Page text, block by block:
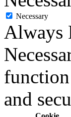
Necessary
Always
and